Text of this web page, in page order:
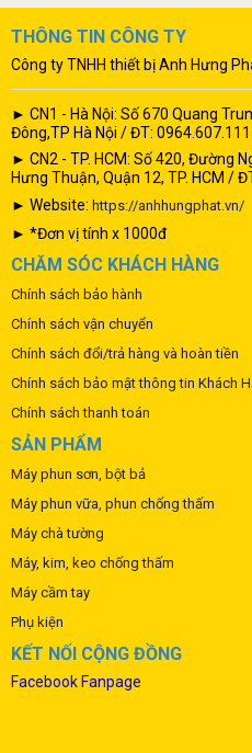
THÔNG TIN CÔNG TY
Công ty TNHH thiết bị Anh Hưng
► CN1 - Hà Nội: Số 670 Quang
Đông,TP Hà Nội / ĐT: 0964.607.111
► CN2 - TP. HCM: Số 420, Đường
Hưng Thuận, Quận 12, TP. HCM /
► Website: https://anhhungphat.vn/
► *Đơn vị tính x 1000đ
CHĂM SÓC KHÁCH HÀNG
Chính sách bảo hành
Chính sách vận chuyển
Chính sách đổi/trả hàng và hoàn tiền
Chính sách bảo mật thông tin Khách
Chính sách thanh toán
SẢN PHẨM
Máy phun sơn, bột bả
Máy phun vữa, phun chống thấm
Máy chà tường
Máy, kim, keo chống thấm
Máy cầm tay
Phụ kiện
KẾT NỐI CỘNG ĐỒNG
Facebook Fanpage